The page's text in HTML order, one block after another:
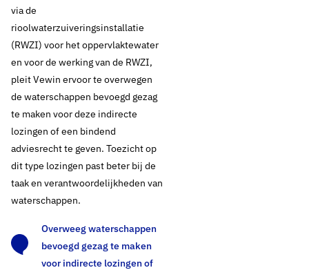
via de
rioolwaterzuiveringsinstallatie
(RWZI) voor het oppervlaktewater
en voor de werking van de RWZI,
pleit Vewin ervoor te overwegen
de waterschappen bevoegd gezag
te maken voor deze indirecte
lozingen of een bindend
adviesrecht te geven. Toezicht op
dit type lozingen past beter bij de
taak en verantwoordelijkheden van
waterschappen.
Overweeg waterschappen
bevoegd gezag te maken
voor indirecte lozingen of